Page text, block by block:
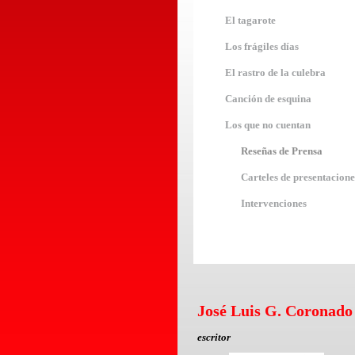
El tagarote
Los frágiles días
El rastro de la culebra
Canción de esquina
Los que no cuentan
Reseñas de Prensa
Carteles de
Intervenciones
José Luis G. Coronado
escritor